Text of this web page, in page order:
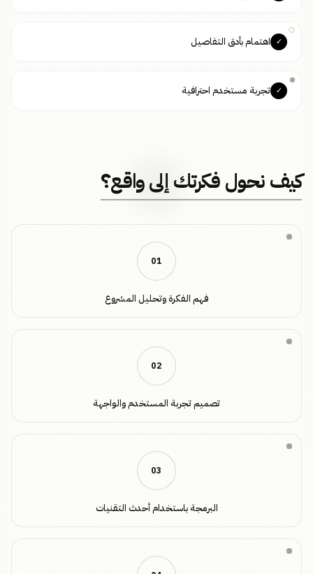
✓ اهتمام بأدق التفاصيل
✓ تجربة مستخدم احترافية
كيف نحول فكرتك إلى واقع؟
01
فهم الفكرة وتحليل المشروع
02
تصميم تجربة المستخدم والواجهة
03
البرمجة باستخدام أحدث التقنيات